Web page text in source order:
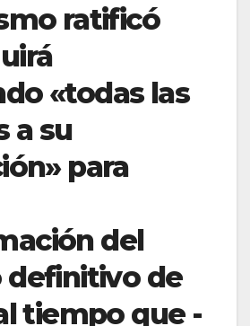
ratificó
«todas las
a su
para
del
definitivo de
tiempo que -